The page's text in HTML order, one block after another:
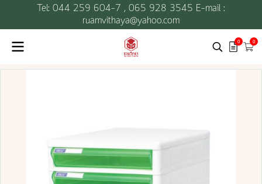
Tel: 044 259 604-7 , 065 928 3545 E-mail :
ruamvithaya@yahoo.com
0 0